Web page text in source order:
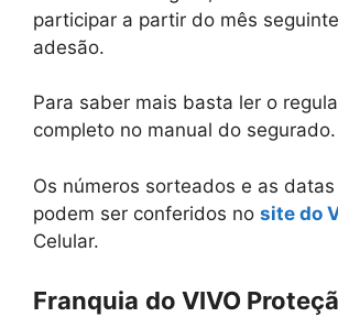
participar a partir do mês
adesão.
Para saber mais basta ler o
completo no manual do segurado.
Os números sorteados e as
podem ser conferidos no site do
Celular.
Franquia do VIVO